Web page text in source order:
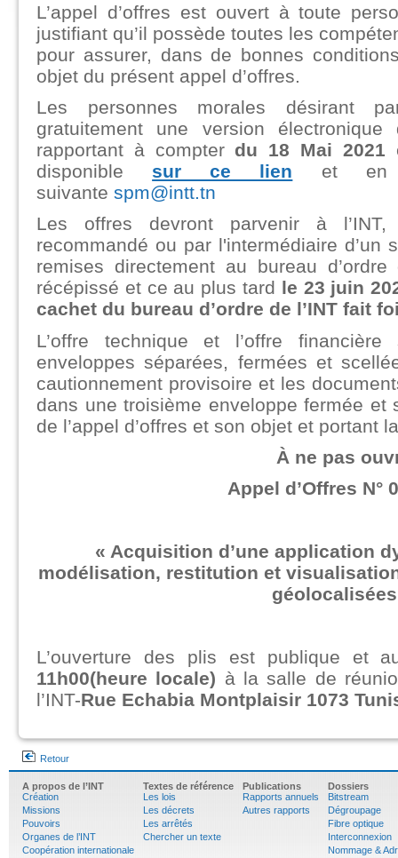
L’appel d’offres est ouvert à toute
justifiant qu’il possède toutes les
pour assurer, dans de bonnes
objet du présent appel d’offres.
Les personnes morales désirant
gratuitement une version
rapportant à compter du 18 Mai 2021
disponible sur ce lien et en
suivante spm@intt.tn
Les offres devront parvenir à
recommandé ou par l'intermédiaire d’un
remises directement au bureau
récépissé et ce au plus tard le 23 juin
cachet du bureau d’ordre de l’INT fait
L’offre technique et l’offre
enveloppes séparées, fermées et
cautionnement provisoire et les
dans une troisième enveloppe fermée et
de l’appel d’offres et son objet et portant
À ne pas
Appel d’Offres N°
« Acquisition d’une application
modélisation, restitution et
géolocalisées
L’ouverture des plis est publique et
11h00(heure locale) à la salle de
l’INT-Rue Echabia Montplaisir 1073
Retour
A propos de l’INT
Création
Missions
Pouvoirs
Organes de l’INT
Coopération internationale
Textes de référence
Les lois
Les décrets
Les arrêtés
Chercher un texte
Publications
Rapports annuels
Autres rapports
Dossiers
Bitstream
Dégroupage
Fibre optique
Interconnexion
Nommage &